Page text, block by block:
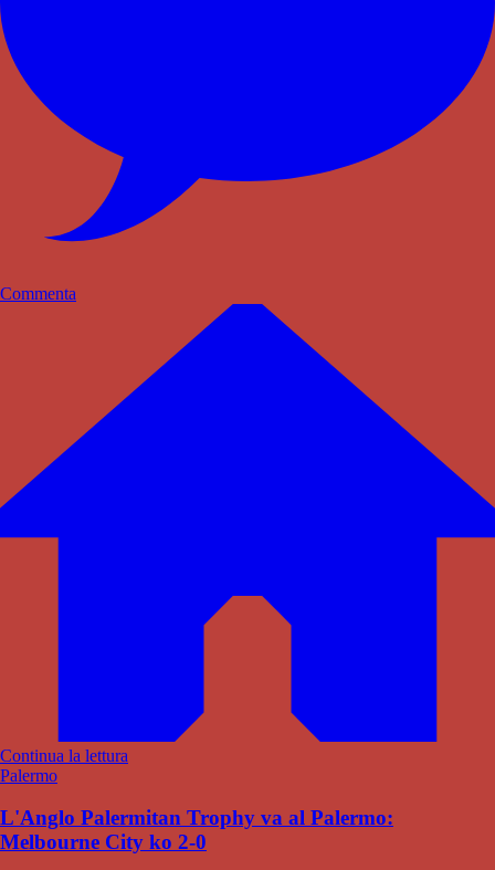
Commenta
Continua la lettura
Palermo
L'Anglo Palermitan Trophy va al Palermo:
Melbourne City ko 2-0